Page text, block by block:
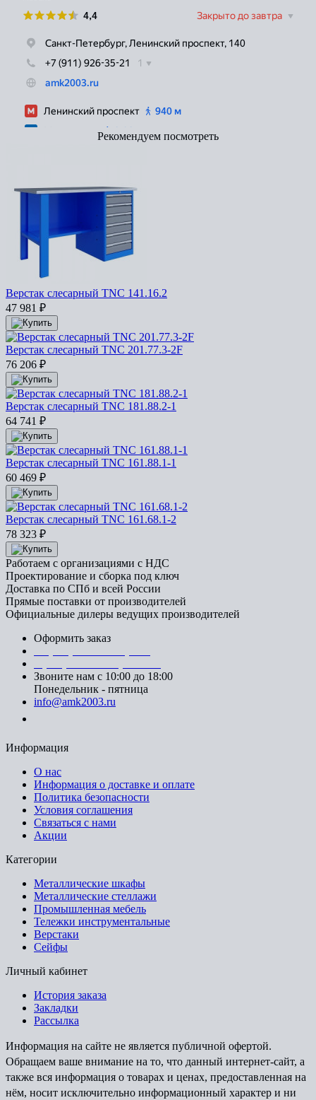
Рекомендуем посмотреть
Верстак слесарный TNC 141.16.2
47 981 ₽
Верстак слесарный TNC 201.77.3-2F
76 206 ₽
Верстак слесарный TNC 181.88.2-1
64 741 ₽
Верстак слесарный TNC 161.88.1-1
60 469 ₽
Верстак слесарный TNC 161.68.1-2
78 323 ₽
Работаем с организациями с НДС
Проектирование и сборка под ключ
Доставка по СПб и всей России
Прямые поставки от производителей
Официальные дилеры ведущих производителей
Оформить заказ
Звоните нам с 10:00 до 18:00
Понедельник - пятница
info@amk2003.ru
Информация
О нас
Информация о доставке и оплате
Политика безопасности
Условия соглашения
Связаться с нами
Акции
Категории
Металлические шкафы
Металлические стеллажи
Промышленная мебель
Тележки инструментальные
Верстаки
Сейфы
Личный кабинет
История заказа
Закладки
Рассылка
Информация на сайте не является публичной офертой.
Обращаем ваше внимание на то, что данный интернет-сайт, а
также вся информация о товарах и ценах, предоставленная на
нём, носит исключительно информационный характер и ни